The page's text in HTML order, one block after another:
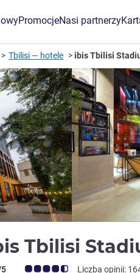
PromocjeNasi partnerzy
Tbilisi — hotele ibis Tbilisi
Tbilisi
klientów (Ocena ALL)Liczba opinii: